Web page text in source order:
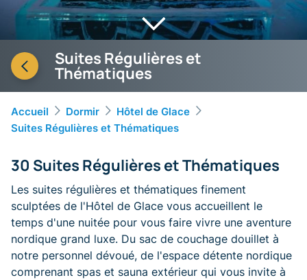
Suites Régulières et
Thématiques
Accueil Dormir
Hôtel de Glace
Suites Régulières et Thématiques
30 Suites Régulières et Thématiques
Les suites régulières et thématiques finement
sculptées de l'Hôtel de Glace vous accueillent le
temps d'une nuitée pour vous faire vivre une aventure
nordique grand luxe. Du sac de couchage douillet à
notre personnel dévoué, de l'espace détente nordique
comprenant spas et sauna extérieur qui vous invite à